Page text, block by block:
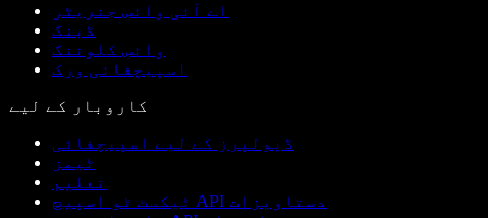
اے آئی وائس جنریٹر
ڈبنگ
وائس کلوننگ
اسپیچفائی ورک
کاروبار کے لیے
ڈیولپرز کے لیے اسپیچفائی
ٹیمز
تعلیم
ٹیکسٹ ٹو اسپیچ API دستاویزات